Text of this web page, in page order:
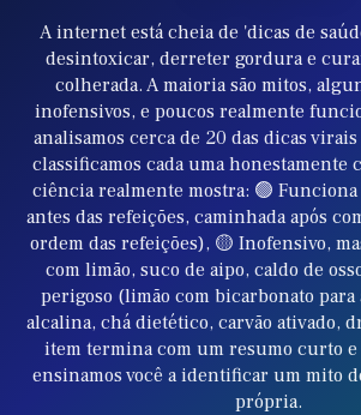
A internet está cheia de 'dicas de
desintoxicar, derreter gordura e
colherada. A maioria são mitos,
inofensivos, e poucos realmente
analisamos cerca de 20 das dicas
classificamos cada uma honestamente
ciência realmente mostra: 🟢
antes das refeições, caminhada após
ordem das refeições), 🟡 Inofensivo,
com limão, suco de aipo, caldo de
perigoso (limão com bicarbonato
alcalina, chá dietético, carvão ativado,
item termina com um resumo curto e
ensinamos você a identificar um mito
própria.